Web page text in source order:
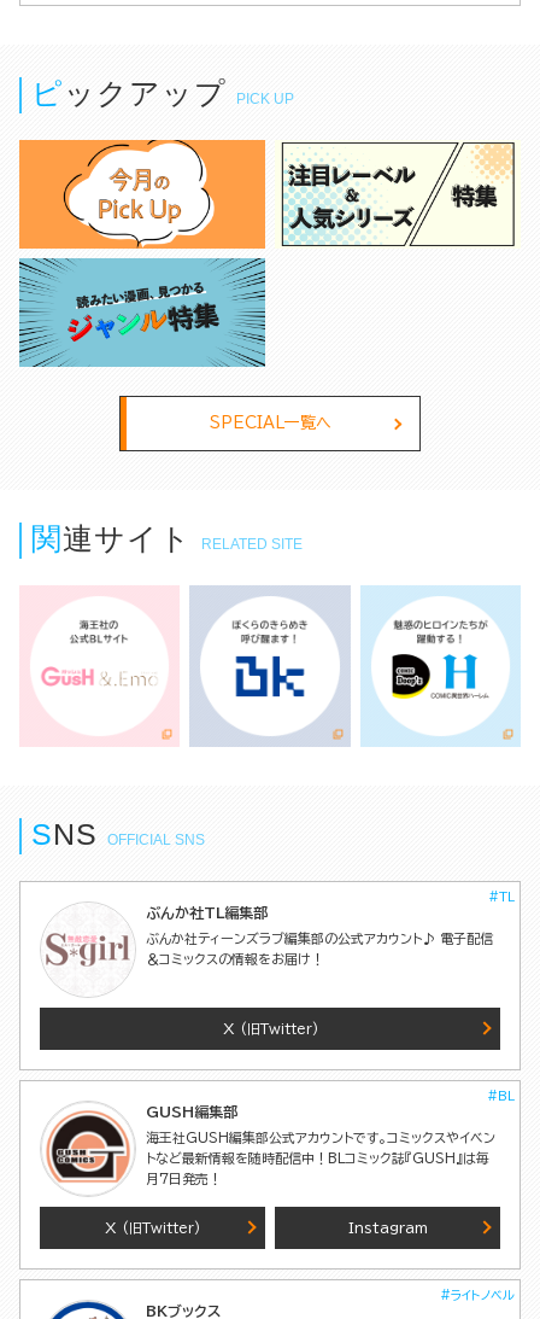
ピックアップ PICK UP
SPECIAL一覧へ
関連サイト RELATED SITE
SNS OFFICIAL SNS
ぶんか社TL編集部
#TL
ぶんか社ティーンズラブ編集部の公式アカウント♪ 電子配信
＆コミックスの情報をお届け！
X (旧Twitter)
GUSH編集部
#BL
海王社GUSH編集部公式アカウントです。コミックスやイベン
トなど最新情報を随時配信中！BLコミック誌『GUSH』は毎
月7日発売！
X (旧Twitter) Instagram
BKブックス
#ライトノベル